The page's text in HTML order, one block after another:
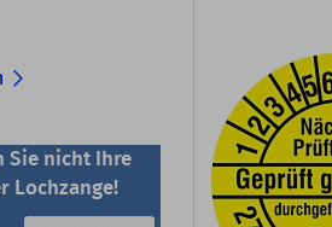
Sie nicht Ihre
Lochzange!